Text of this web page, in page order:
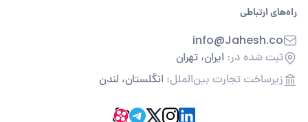
راه‌های ارتباطی
info@Jahesh.co
ثبت شده در: ایران، تهران
زیرساخت تجارت بین‌الملل: انگلستان، لندن